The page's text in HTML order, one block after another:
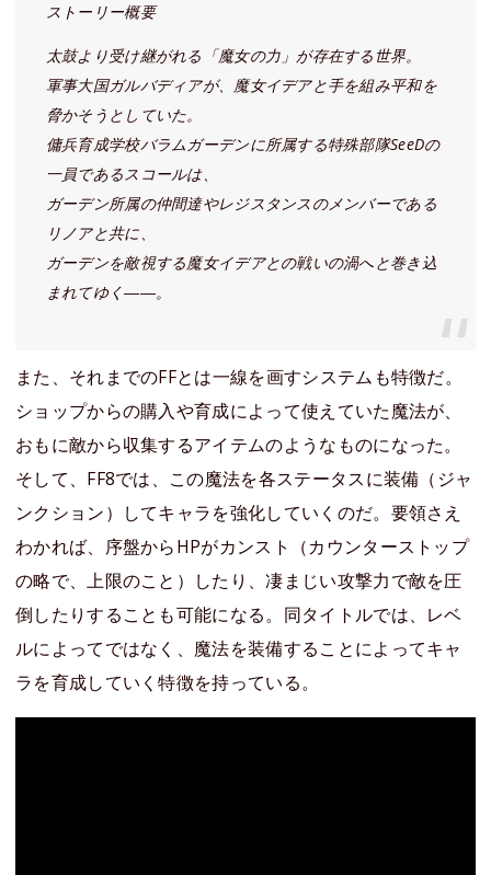
ストーリー概要
太鼓より受け継がれる「魔女の力」が存在する世界。
軍事大国ガルバディアが、魔女イデアと手を組み平和を
脅かそうとしていた。
傭兵育成学校バラムガーデンに所属する特殊部隊SeeDの
一員であるスコールは、
ガーデン所属の仲間達やレジスタンスのメンバーである
リノアと共に、
ガーデンを敵視する魔女イデアとの戦いの渦へと巻き込
まれてゆく――。
また、それまでのFFとは一線を画すシステムも特徴だ。
ショップからの購入や育成によって使えていた魔法が、
おもに敵から収集するアイテムのようなものになった。
そして、FF8では、この魔法を各ステータスに装備（ジャ
ンクション）してキャラを強化していくのだ。要領さえ
わかれば、序盤からHPがカンスト（カウンターストップ
の略で、上限のこと）したり、凄まじい攻撃力で敵を圧
倒したりすることも可能になる。同タイトルでは、レベ
ルによってではなく、魔法を装備することによってキャ
ラを育成していく特徴を持っている。